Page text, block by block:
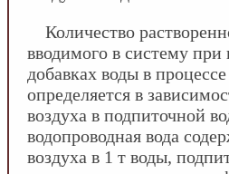
Количество
вводимого в систему при
добавках воды в
определяется в
воздуха в подпиточной
водопроводная вода
воздуха в 1 т воды,